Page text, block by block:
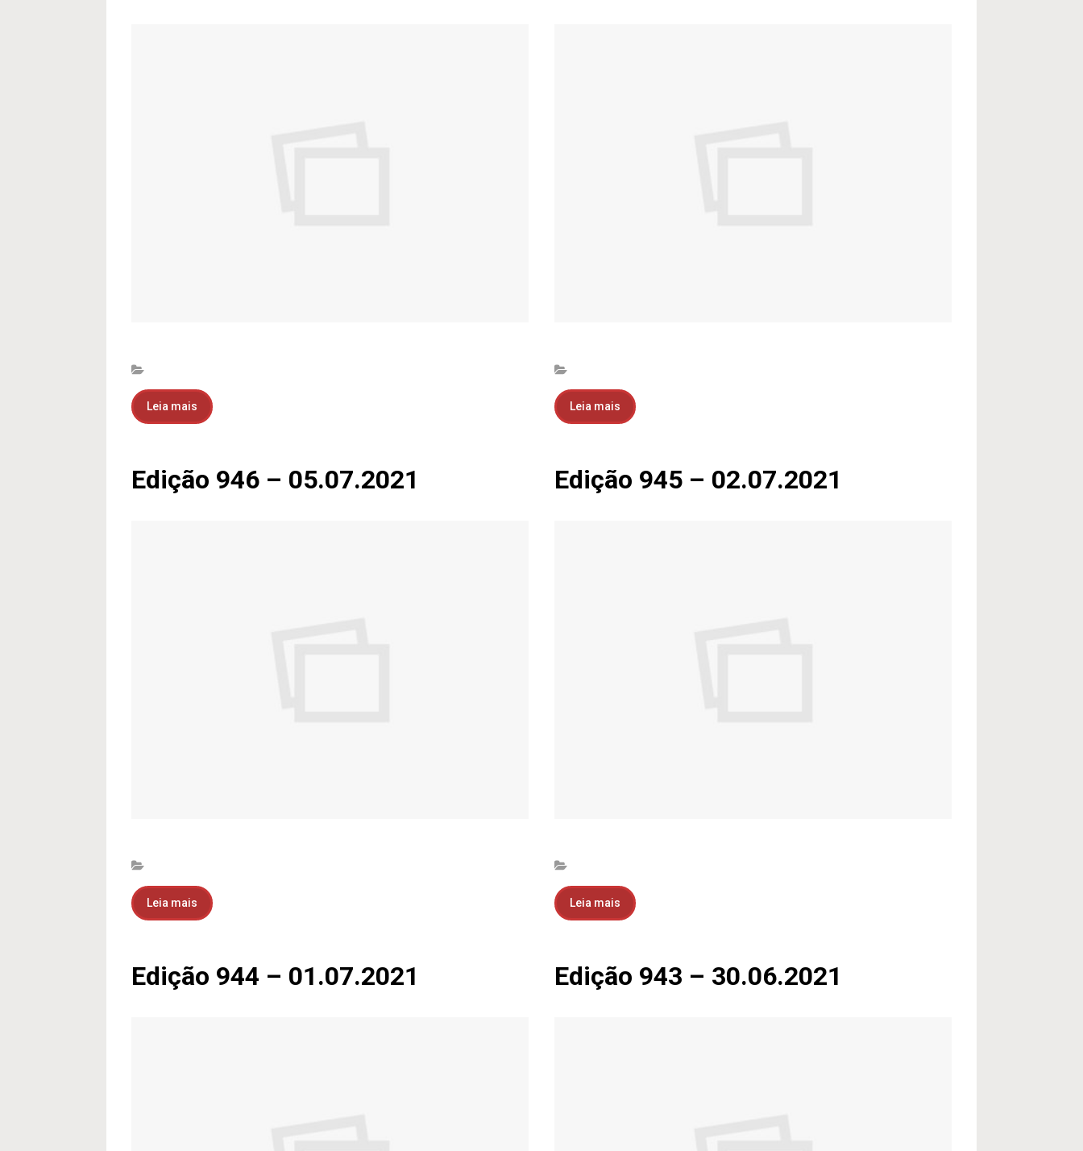
Leia mais Leia mais
Edição 946 – 05.07.2021
Leia mais
Edição 945 – 02.07.2021
Leia mais
Edição 944 – 01.07.2021 Edição 943 – 30.06.2021